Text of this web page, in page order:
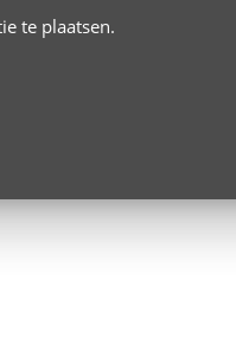
te plaatsen.